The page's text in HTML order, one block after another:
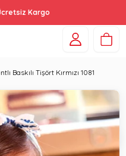
Kargo
Baskılı Tişört Kırmızı 1081